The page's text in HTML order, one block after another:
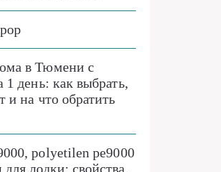
в Тюмени с
1 день: как выбрать,
и на что обратить
polyetilen pe9000
лодки: свойства,